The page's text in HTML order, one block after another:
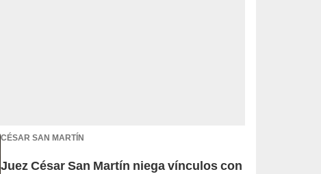
CÉSAR SAN MARTÍN
Juez César San Martín niega vínculos con